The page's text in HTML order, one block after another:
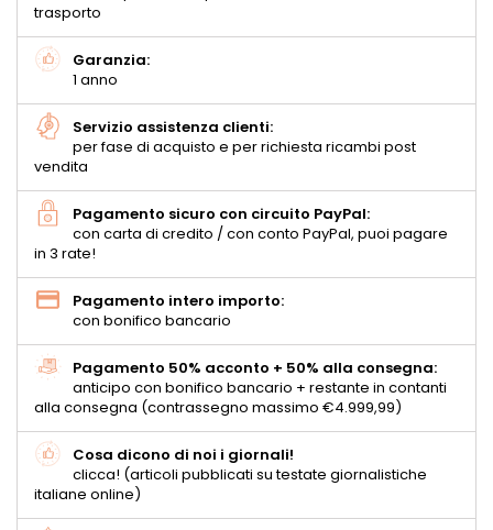
trasporto
Garanzia:
1 anno
Servizio assistenza clienti:
per fase di acquisto e per richiesta ricambi post
vendita
Pagamento sicuro con circuito PayPal:
con carta di credito / con conto PayPal, puoi pagare
in 3 rate!
Pagamento intero importo:
con bonifico bancario
Pagamento 50% acconto + 50% alla consegna:
anticipo con bonifico bancario + restante in contanti
alla consegna (contrassegno massimo €4.999,99)
Cosa dicono di noi i giornali!
clicca! (articoli pubblicati su testate giornalistiche
italiane online)